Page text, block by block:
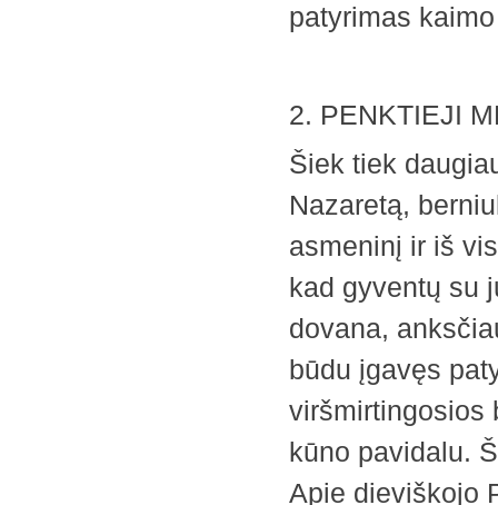
patyrimas
2. PENKTIEJI
Šiek tiek
Nazaretą,
asmeninį ir iš
kad gyventų su
dovana,
būdu įgavęs
viršmirtingosios
kūno pavidalu.
Apie dieviškojo